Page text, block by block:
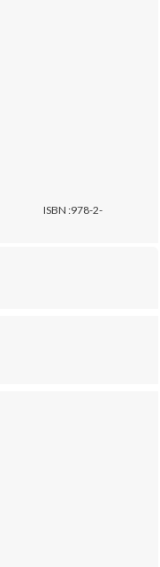
ISBN :978-2-